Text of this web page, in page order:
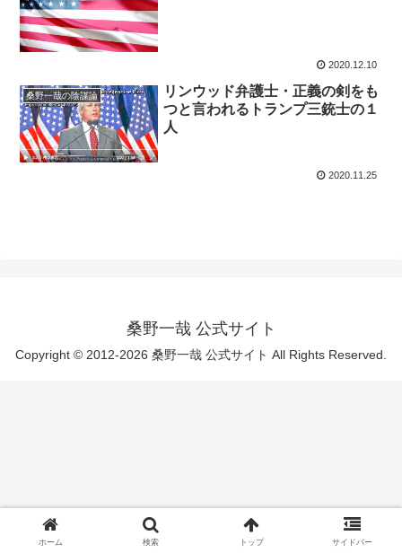
2020.12.10
桑野一哉の陰謀論
リンウッド弁護士・正義の剣をも
つと言われるトランプ三銃士の１
人
2020.11.25
桑野一哉 公式サイト
Copyright © 2012-2026 桑野一哉 公式サイト All Rights Reserved.
ホーム 検索 トップ サイドバー